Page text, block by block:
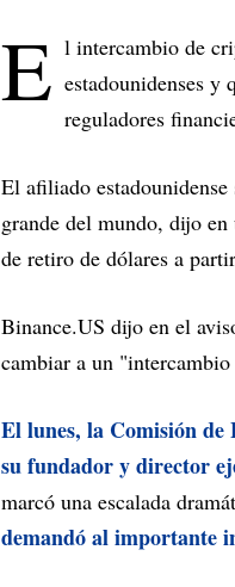
E l intercambio de
estadounidenses y
reguladores
El afiliado
grande del mundo, dijo en
de retiro de dólares a
Binance.US dijo en el
cambiar a un
El lunes, la Comisión de
su fundador y director
marcó una escalada
demandó al importante